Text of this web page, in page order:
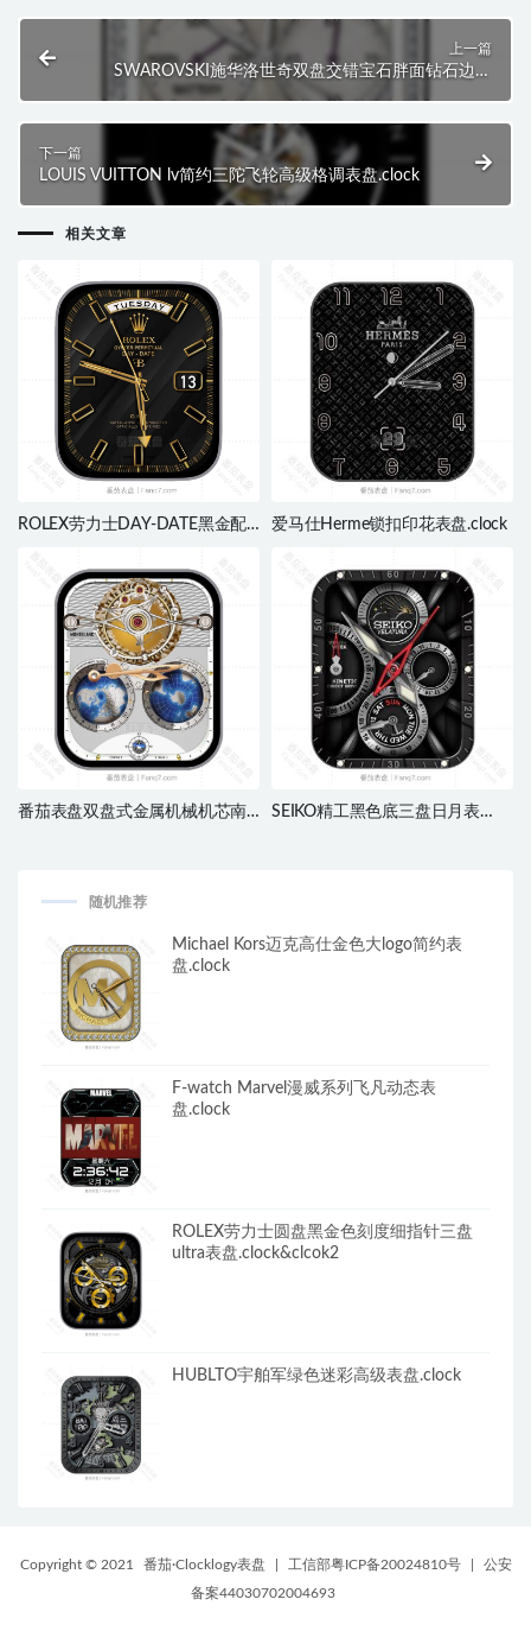
上一篇
SWAROVSKI施华洛世奇双盘交错宝石胖面钻石边表
下一篇
LOUIS VUITTON lv简约三陀飞轮高级格调表盘.clock
相关文章
ROLEX劳力士DAY-DATE黑金配
盘.clock&clock2
爱马仕Herme锁扣印花表盘.clock
番茄表盘双盘式金属机械机芯南
SEIKO精工黑色底三盘日月表
随机推荐
Michael Kors迈克高仕金色大logo简约表
盘.clock
F-watch Marvel漫威系列飞凡动态表
盘.clock
ROLEX劳力士圆盘黑金色刻度细指针三盘
ultra表盘.clock&clcok2
HUBLTO宇舶军绿色迷彩高级表盘.clock
Copyright © 2021 番茄·Clocklogy表盘 工信部粤ICP备20024810号
公安
备案44030702004693